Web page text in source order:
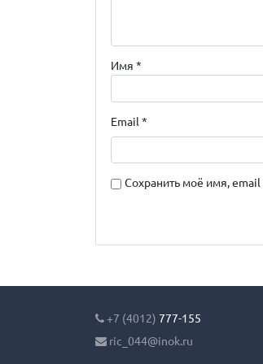
Имя *
Email *
Сохранить моё имя,
+7 (4012) 777-155
ric_044@inok.ru